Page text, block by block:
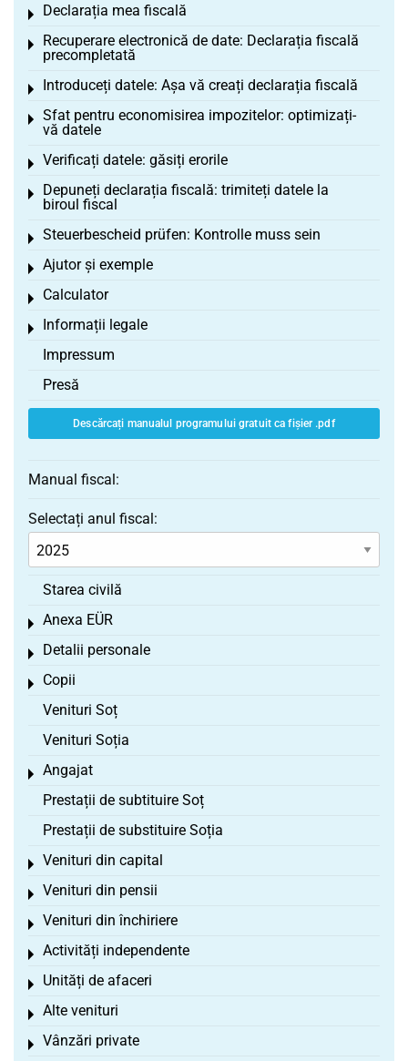
Declarația mea fiscală
Toggle menu
Recuperare electronică de date: Declarația fiscală
precompletată
Toggle menu
Introduceți datele: Așa vă creați declarația fiscală
Toggle menu
Sfat pentru economisirea impozitelor: optimizați-
vă datele
Toggle menu
Verificați datele: găsiți erorile
Toggle menu
Depuneți declarația fiscală: trimiteți datele la
biroul fiscal
Toggle menu
Steuerbescheid prüfen: Kontrolle muss sein
Toggle menu
Ajutor și exemple
Toggle menu
Calculator
Toggle menu
Informații legale
Toggle menu
Impressum
Presă
Descărcați manualul programului gratuit ca fișier .pdf
Manual fiscal:
Selectați anul fiscal:
Starea civilă
Anexa EÜR
Toggle menu
Detalii personale
Toggle menu
Copii
Toggle menu
Venituri Soț
Venituri Soția
Angajat
Toggle menu
Prestații de subtituire Soț
Prestații de substituire Soția
Venituri din capital
Toggle menu
Venituri din pensii
Toggle menu
Venituri din închiriere
Toggle menu
Activități independente
Toggle menu
Unități de afaceri
Toggle menu
Alte venituri
Toggle menu
Vânzări private
Toggle menu